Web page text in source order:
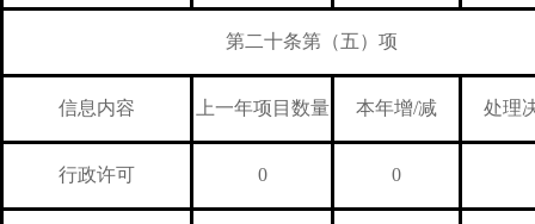
第二十条第（五）项
信息内容 上一年项目数量 本年增/减 处理
行政许可 0 0